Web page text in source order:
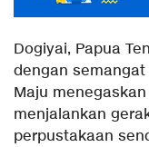
Dogiyai, Papua
dengan
Maju
menjalankan
perpustakaan